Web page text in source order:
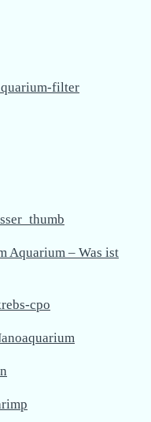
Aquarium – Was ist